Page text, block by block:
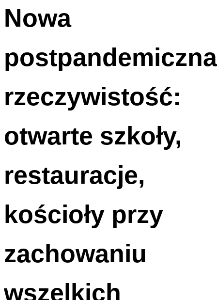
Nowa
postpandemiczna
rzeczywistość:
otwarte szkoły,
restauracje,
kościoły przy
zachowaniu
wszelkich